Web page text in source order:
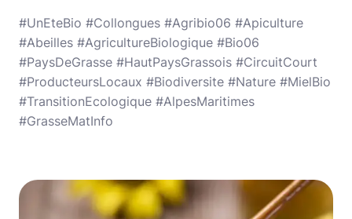
#UnEteBio #Collongues #Agribio06 #Apiculture
#Abeilles #AgricultureBiologique #Bio06
#PaysDeGrasse #HautPaysGrassois #CircuitCourt
#ProducteursLocaux #Biodiversite #Nature #MielBio
#TransitionEcologique #AlpesMaritimes
#GrasseMatInfo